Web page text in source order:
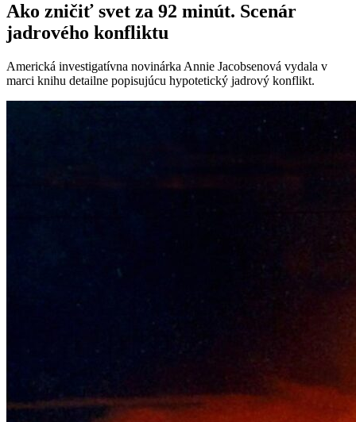
Ako zničiť svet za 92 minút. Scenár
jadrového konfliktu
Americká investigatívna novinárka Annie Jacobsenová vydala v
marci knihu detailne popisujúcu hypotetický jadrový konflikt.